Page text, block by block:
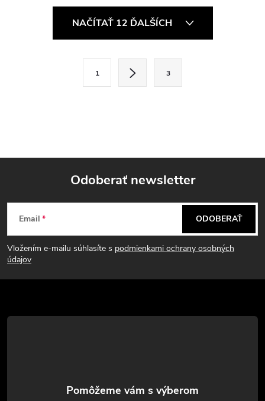
c
e
p
r
v
y
NAČÍTAŤ 12 ĎALŠÍCH
a
i
e
1 3
Z
á
p
t
Odoberať newsletter
Email
Vložením e-mailu súhlasíte s podmienkami ochrany osobných
údajov
ODOBERAŤ